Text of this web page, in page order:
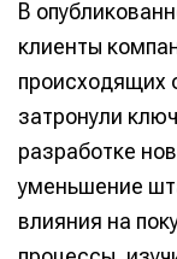
В
клиенты
происходящих
затронули
разработке
уменьшение
влияния на